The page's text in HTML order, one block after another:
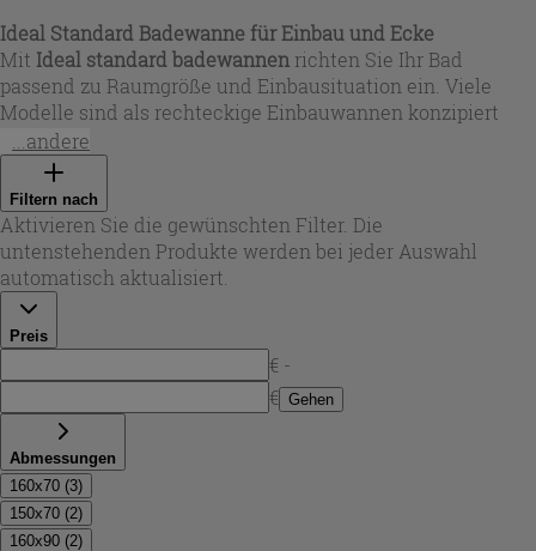
Ideal Standard Badewanne für Einbau und Ecke
Mit Ideal standard badewannen richten Sie Ihr Bad
passend zu Raumgröße und Einbausituation ein. Viele
Modelle sind als rechteckige Einbauwannen konzipiert
und bestehen aus pflegeleichtem Acryl in
– ideal für ein klares, modernes Gesamtbild. Je nach
Bedarf finden Sie kompakte Maße (z. B. 150x70 oder 160x70
cm) bis hin zu großzügigen Formaten (180x80 cm). Für
Ecklösungen stehen Varianten mit Paneelen und Rahmen
zur Verfügung, die sich besonders für eine saubere,
geschlossene Optik eignen.
...andere
Filtern nach
Aktivieren Sie die gewünschten Filter. Die
untenstehenden Produkte werden bei jeder Auswahl
automatisch aktualisiert.
Preis
€ -
€ Gehen
Abmessungen
160x70 (3)
150x70 (2)
160x90 (2)